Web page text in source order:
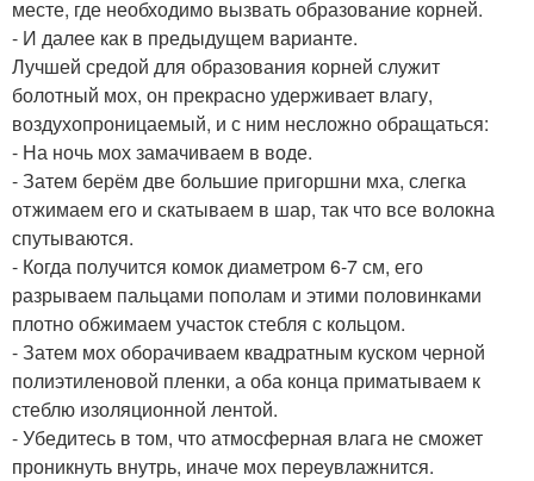
месте, где необходимо вызвать образование корней.
- И далее как в предыдущем варианте.
Лучшей средой для образования корней служит
болотный мох, он прекрасно удерживает влагу,
воздухопроницаемый, и с ним несложно обращаться:
- На ночь мох замачиваем в воде.
- Затем берём две большие пригоршни мха, слегка
отжимаем его и скатываем в шар, так что все волокна
спутываются.
- Когда получится комок диаметром 6-7 см, его
разрываем пальцами пополам и этими половинками
плотно обжимаем участок стебля с кольцом.
- Затем мох оборачиваем квадратным куском черной
полиэтиленовой пленки, а оба конца приматываем к
стеблю изоляционной лентой.
- Убедитесь в том, что атмосферная влага не сможет
проникнуть внутрь, иначе мох переувлажнится.